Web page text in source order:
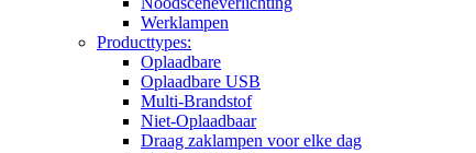
Werklampen
Producttypes:
Oplaadbare
Oplaadbare USB
Multi-Brandstof
Niet-Oplaadbaar
Draag zaklampen voor elke dag